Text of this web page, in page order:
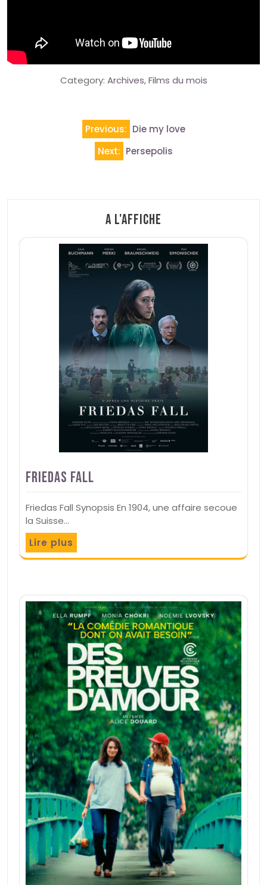
Category: Archives,Films du mois
Previous: Die my love
Next: Persepolis
A l'affiche
Friedas Fall
Friedas Fall Synopsis En 1904, une affaire secoue
la Suisse…
Lire plus